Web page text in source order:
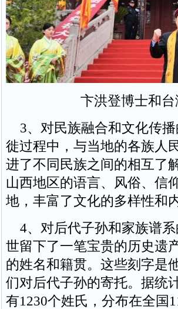
卞洪登博士和
3、对民族融合和文化传
徙过程中，与当地的各族人
进了不同民族之间的相互了
山西地区的语言、风俗、信
地，丰富了文化的多样性和内
4、对后代子孙和家族谱
世留下了一笔宝贵的历史遗
的姓名和籍贯。这些刻字是
们对后代子孙的寄托。据统
有1230个姓氏，分布在全国